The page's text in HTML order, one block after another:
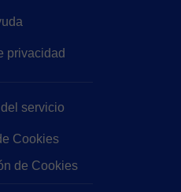
privacidad
servicio
Cookies
de Cookies